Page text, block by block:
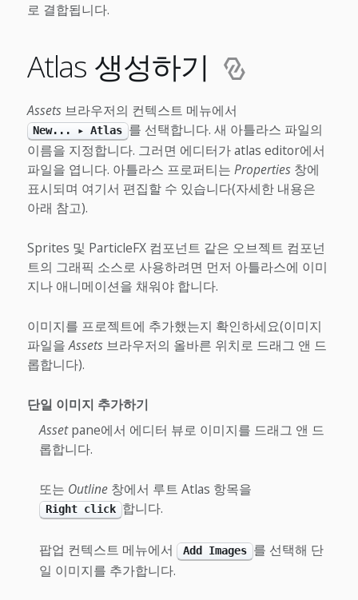
로 결합됩니다.
Atlas 생성하기
Assets브라우저의 컨텍스트 메뉴에서
New... ▸ Atlas 를 선택합니다. 새 아틀라스 파일의
이름을 지정합니다. 그러면 에디터가 atlas editor에서
파일을 엽니다. 아틀라스 프로퍼티는 Properties창에
표시되며 여기서 편집할 수 있습니다(자세한 내용은
아래 참고).
Sprites 및 ParticleFX 컴포넌트 같은 오브젝트 컴포넌
트의 그래픽 소스로 사용하려면 먼저 아틀라스에 이미
지나 애니메이션을 채워야 합니다.
이미지를 프로젝트에 추가했는지 확인하세요(이미지
파일을Assets브라우저의 올바른 위치로 드래그 앤 드
롭합니다).
단일 이미지 추가하기
Assetpane에서 에디터 뷰로 이미지를 드래그 앤 드
롭합니다.
또는 Outline 창에서 루트 Atlas 항목을
Right click 합니다.
팝업 컨텍스트 메뉴에서 Add Images 를 선택해 단
일 이미지를 추가합니다.